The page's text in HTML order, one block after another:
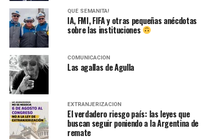
QUÉ SEMANITA!
IA, FMI, FIFA y otras pequeñas anécdotas
sobre las instituciones
COMUNICACIÓN
Las agallas de Agulla
EXTRANJERIZACIÓN
El verdadero riesgo país: las leyes que
buscan seguir poniendo a la Argentina de
remate